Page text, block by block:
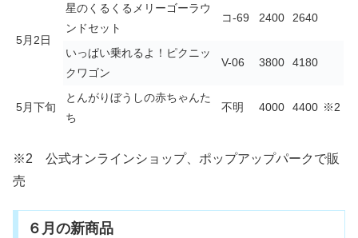
5月2日
星のくるくるメリーゴーラウ
ンドセット
コ-69 2400 2640
いっぱい乗れるよ！ピクニッ
クワゴン
V-06 3800 4180
5月下旬
とんがりぼうしの赤ちゃんた
ち
不明 4000 4400 ※2
※2 公式オンラインショップ、ポップアップパークで販
売
６月の新商品